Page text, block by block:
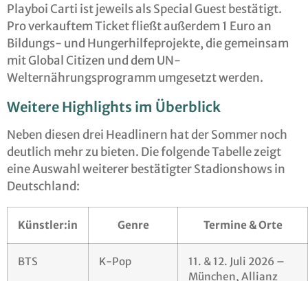
Playboi Carti ist jeweils als Special Guest bestätigt.
Pro verkauftem Ticket fließt außerdem 1 Euro an
Bildungs- und Hungerhilfeprojekte, die gemeinsam
mit Global Citizen und dem UN-
Welternährungsprogramm umgesetzt werden.
Weitere Highlights im Überblick
Neben diesen drei Headlinern hat der Sommer noch
deutlich mehr zu bieten. Die folgende Tabelle zeigt
eine Auswahl weiterer bestätigter Stadionshows in
Deutschland:
Künstler:in Genre Termine & Orte
BTS K-Pop
11. & 12. Juli 2026 –
München, Allianz